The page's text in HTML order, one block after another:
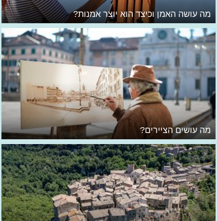
מה עושה האמן וכיצד הוא יוצר אמנות?
מה עושים הציירים?